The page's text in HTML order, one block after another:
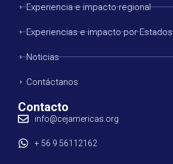
Experiencia e impacto regional
Experiencias e impacto por Estados
Noticias
Contáctanos
Contacto
info@cejamericas.org
+ 56 9 56112162